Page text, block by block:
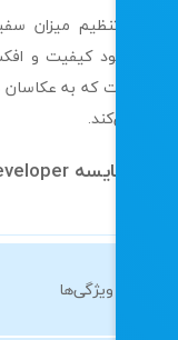
میزان سفیدی،
کیفیت و افکت‌های
که به عکاسان در